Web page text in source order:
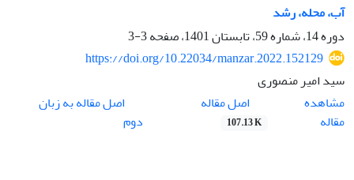
آب، محله، رشد
دوره 14، شماره 59، تابستان 1401، صفحه
3-3
https://doi.org/10.22034/manzar.2022.152129
سید امیر منصوری
مشاهده
مقاله
اصل مقاله
107.13 K
اصل مقاله به زبان
دوم